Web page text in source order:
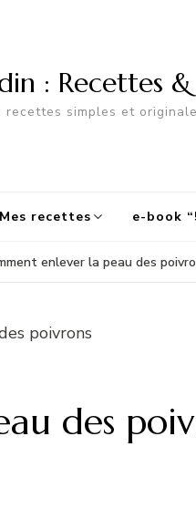
: Recettes
recettes simples et
Mes recettes e-book
enlever la peau des
des